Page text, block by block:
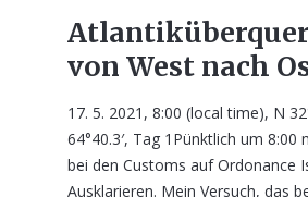
von West nach
17. 5. 2021, 8:00 (local time), N
64°40.3′, Tag 1Pünktlich um 8:00
bei den Customs auf Ordonance
Ausklarieren. Mein Versuch, das